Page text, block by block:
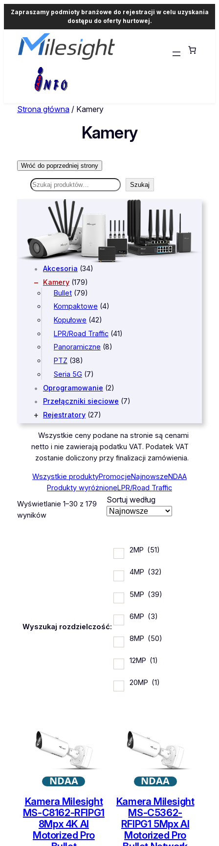
Zapraszamy podmioty branżowe do rejestracji w celu uzyskania
dostępu do oferty hurtowej.
Strona główna/ Kamery
Kamery
Szukaj Szukaj
Akcesoria (34)
Kamery(179)
Bullet(79)
Kompaktowe (4)
Kopułowe (42)
LPR/Road Traffic(41)
Panoramiczne (8)
PTZ (38)
Seria 5G (7)
Oprogramowanie (2)
Przełączniki sieciowe (7)
Rejestratory(27)
Wszystkie ceny podane na stronie są cenami
netto i nie zawierają podatku VAT. Podatek VAT
zostanie doliczony przy finalizacji zamówienia.
Wszystkie produktyPromocjeNajnowszeNDAA
Produkty wyróżnioneLPR/Road Traffic
Wyświetlanie 1–30 z 179
wynikówPosortowane
Sortuj według
Wyszukaj rozdzielczość:
2MP (51)
4MP (32)
5MP (39)
6MP (3)
8MP (50)
12MP (1)
20MP (1)
NDAA
Kamera Milesight
MS-C8162-RFIPG1
8Mpx 4K AI
Motorized Pro
NDAA
Kamera Milesight
MS-C5362-
RFIPG1 5Mpx AI
Motorized Pro